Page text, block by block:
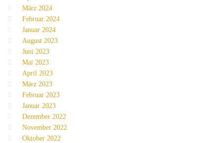
März 2024
Februar 2024
Januar 2024
August 2023
Juni 2023
Mai 2023
April 2023
März 2023
Februar 2023
Januar 2023
Dezember 2022
November 2022
Oktober 2022